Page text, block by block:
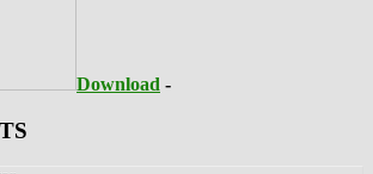
Download -